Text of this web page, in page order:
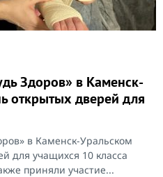
Здоров» в Каменск-
открытых дверей для
в Каменск-Уральском
для учащихся 10 класса
приняли участие...